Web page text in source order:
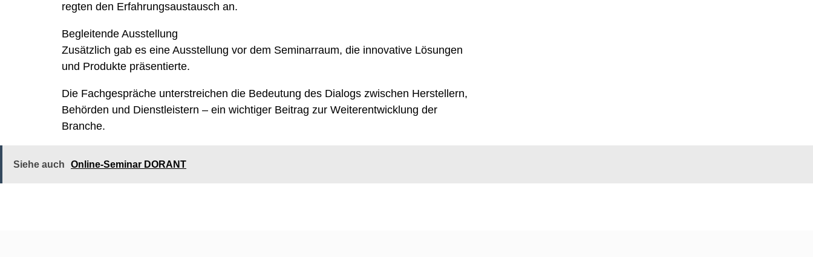
regten den Erfahrungsaustausch an.
Begleitende Ausstellung
Zusätzlich gab es eine Ausstellung vor dem Seminarraum, die innovative Lösungen
und Produkte präsentierte.
Die Fachgespräche unterstreichen die Bedeutung des Dialogs zwischen Herstellern,
Behörden und Dienstleistern – ein wichtiger Beitrag zur Weiterentwicklung der
Branche.
Siehe auch Online-Seminar DORANT